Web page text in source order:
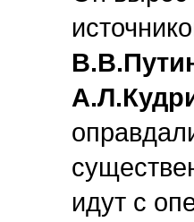
идут с